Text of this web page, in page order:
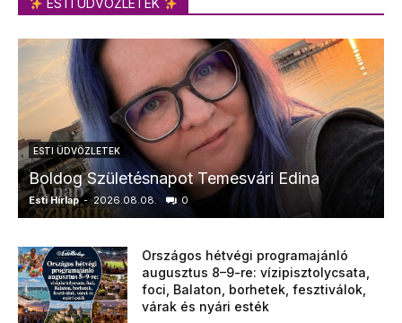
ESTI ÜDVÖZLETEK
ESTI ÜDVÖZLETEK
Boldog Születésnapot Temesvári Edina
Esti Hírlap - 2026.08.08. 0
Országos hétvégi programajánló
augusztus 8–9-re: vízipisztolycsata,
foci, Balaton, borhetek, fesztiválok,
várak és nyári esték